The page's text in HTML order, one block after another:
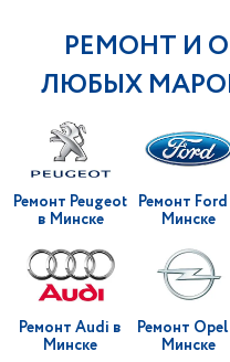
РЕМОНТ И
ЛЮБЫХ
Ремонт Peugeot
в Минске
Ремонт Ford
Минске
Ремонт Audi в
Минске
Ремонт Opel
Минске